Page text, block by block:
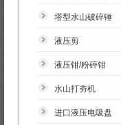
塔型水山破碎锤
液压剪
液压钳/粉碎钳
水山打夯机
进口液压电吸盘